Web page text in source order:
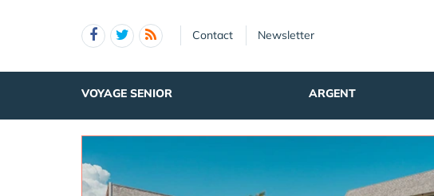
Contact Newsletter
VOYAGE SENIOR ARGENT